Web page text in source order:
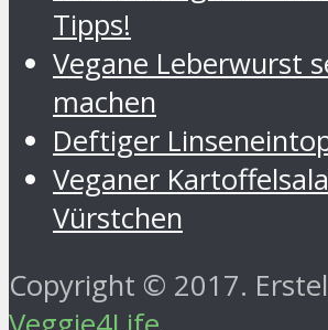
Tipps!
Vegane Leberwurst
machen
Deftiger
Veganer
Vürstchen
Copyright © 2017.